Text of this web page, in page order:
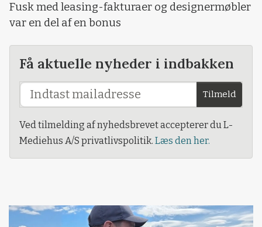
Fusk med leasing-fakturaer og designermøbler
var en del af en bonus
Få aktuelle nyheder i indbakken
Tilmeld
Ved tilmelding af nyhedsbrevet accepterer du L-
Mediehus A/S privatlivspolitik. Læs den her.